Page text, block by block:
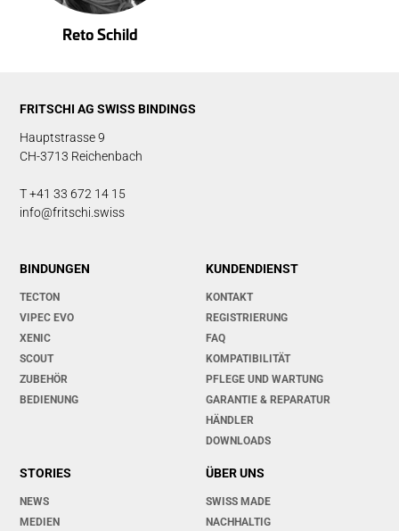
Reto Schild
FRITSCHI AG SWISS BINDINGS
Hauptstrasse 9
CH-3713 Reichenbach
T +41 33 672 14 15
info@fritschi.swiss
BINDUNGEN
TECTON
VIPEC EVO
XENIC
SCOUT
ZUBEHÖR
BEDIENUNG
KUNDENDIENST
KONTAKT
REGISTRIERUNG
FAQ
KOMPATIBILITÄT
PFLEGE UND WARTUNG
GARANTIE & REPARATUR
HÄNDLER
DOWNLOADS
STORIES
NEWS
MEDIEN
ÜBER UNS
SWISS MADE
NACHHALTIG